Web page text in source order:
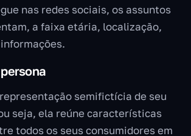
nas redes sociais, os assuntos
a faixa etária, localização,
semifictícia de seu
seja, ela reúne características
todos os seus consumidores em